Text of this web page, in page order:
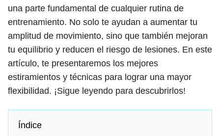
una parte fundamental de cualquier rutina de
entrenamiento. No solo te ayudan a aumentar tu
amplitud de movimiento, sino que también mejoran
tu equilibrio y reducen el riesgo de lesiones. En este
artículo, te presentaremos los mejores
estiramientos y técnicas para lograr una mayor
flexibilidad. ¡Sigue leyendo para descubrirlos!
Índice